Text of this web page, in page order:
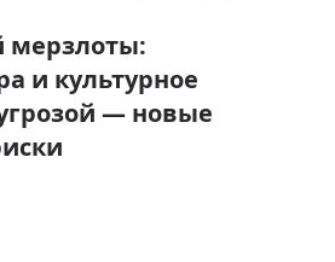
мерзлоты:
и культурное
— новые